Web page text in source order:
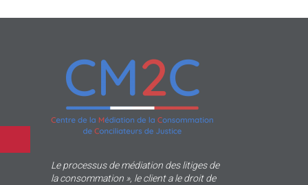
Le processus de médiation des litiges de
la consommation », le client a le droit de